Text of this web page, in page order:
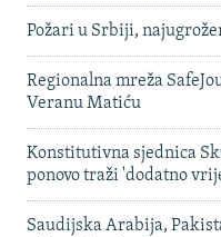
Požari u Srbiji,
Regionalna mreža
Veranu Matiću
Konstitutivna sjednica
ponovo traži 'dodatno
Saudijska Arabija,